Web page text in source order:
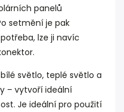
panelů
setmění je pak
lze ji navíc
světlo, teplé světlo a
– vytvoří ideální
Je ideální pro použití